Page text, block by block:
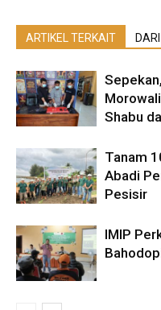
ARTIKEL TERKAIT
Shabu
Tanam
Abadi
Pesisir
IMIP